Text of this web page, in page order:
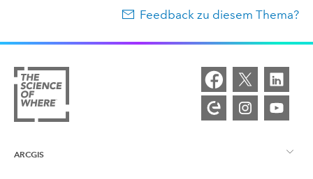
Feedback zu diesem Thema?
ARCGIS